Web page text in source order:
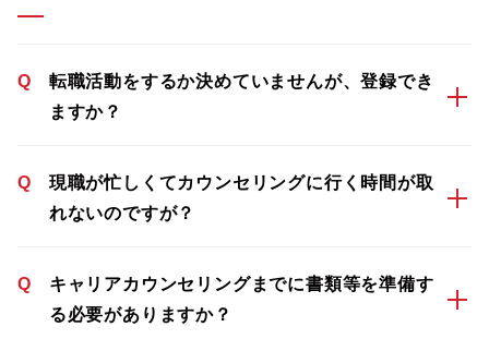
Q
転職活動をするか決めていませんが、登録でき
ますか？
Q
現職が忙しくてカウンセリングに行く時間が取
れないのですが？
Q
キャリアカウンセリングまでに書類等を準備す
る必要がありますか？